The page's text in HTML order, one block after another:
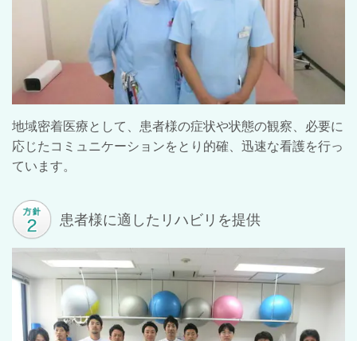
地域密着医療として、患者様の症状や状態の観察、必要に
応じたコミュニケーションをとり的確、迅速な看護を行っ
ています。
患者様に適したリハビリを提供